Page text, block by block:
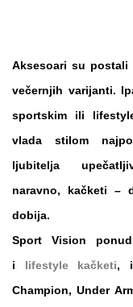
Aksesoari su postali
večernjih varijanti.
sportskim ili
vlada stilom
ljubitelja
naravno, kačketi –
dobija.
Sport Vision
i lifestyle kačketi, i
Champion, Under